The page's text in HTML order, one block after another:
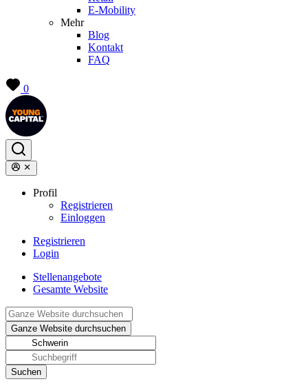
E-Mobility
Mehr
Blog
Kontakt
FAQ
0
Profil
Registrieren
Einloggen
Registrieren
Login
Stellenangebote
Gesamte Website